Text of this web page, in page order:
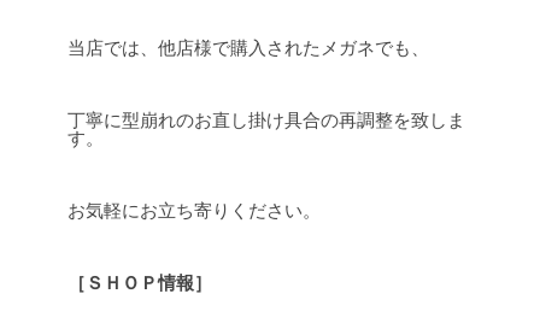
当店では、他店様で購入されたメガネでも、
丁寧に型崩れのお直し掛け具合の再調整を致しま
す。
お気軽にお立ち寄りください。
［ＳＨＯＰ情報］